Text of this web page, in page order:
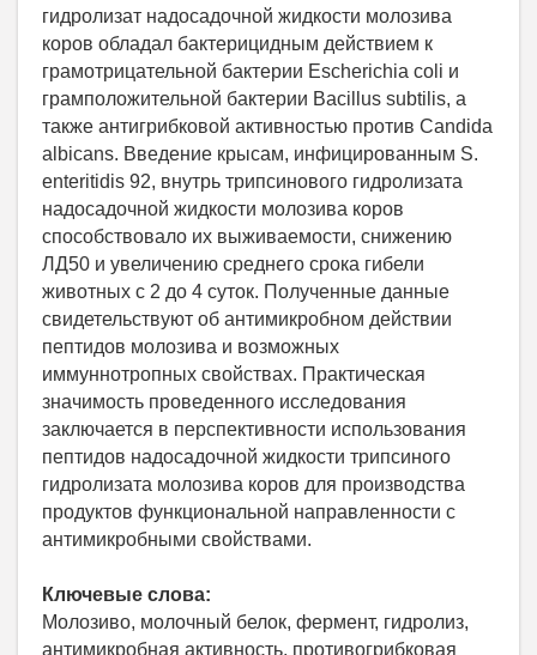
гидролизат надосадочной жидкости молозива
коров обладал бактерицидным действием к
грамотрицательной бактерии Escherichia coli и
грамположительной бактерии Bacillus subtilis, а
также антигрибковой активностью против Candida
albicans. Введение крысам, инфицированным S.
enteritidis 92, внутрь трипсинового гидролизата
надосадочной жидкости молозива коров
способствовало их выживаемости, снижению
ЛД50 и увеличению среднего срока гибели
животных с 2 до 4 суток. Полученные данные
свидетельствуют об антимикробном действии
пептидов молозива и возможных
иммуннотропных свойствах. Практическая
значимость проведенного исследования
заключается в перспективности использования
пептидов надосадочной жидкости трипсиного
гидролизата молозива коров для производства
продуктов функциональной направленности с
антимикробными свойствами.
Ключевые слова:
Молозиво, молочный белок, фермент, гидролиз,
антимикробная активность, противогрибковая